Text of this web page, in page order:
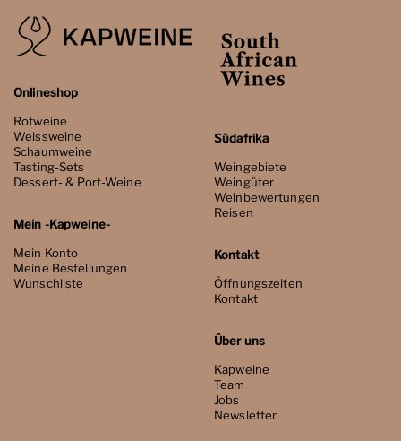
Onlineshop
Rotweine
Weissweine
Schaumweine
Tasting-Sets
Dessert- & Port-Weine
Mein -Kapweine-
Mein Konto
Meine Bestellungen
Wunschliste
Südafrika
Weingebiete
Weingüter
Weinbewertungen
Reisen
Kontakt
Öffnungszeiten
Kontakt
Über uns
Kapweine
Team
Jobs
Newsletter